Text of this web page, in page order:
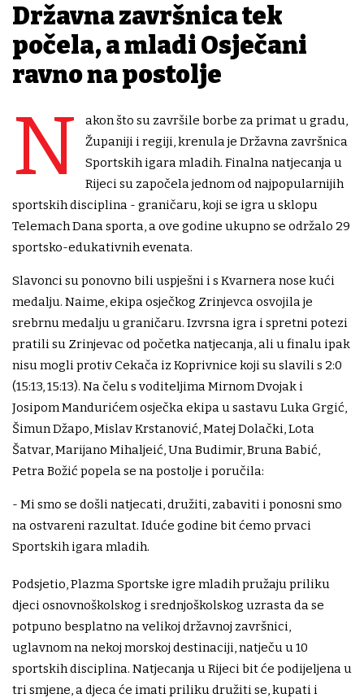
Državna završnica tek
počela, a mladi Osječani
ravno na postolje
N
akon što su završile borbe za primat u gradu,
Županiji i regiji, krenula je Državna završnica
Sportskih igara mladih. Finalna natjecanja u
Rijeci su započela jednom od najpopularnijih
sportskih disciplina - graničaru, koji se igra u sklopu
Telemach Dana sporta, a ove godine ukupno se održalo 29
sportsko-edukativnih evenata.
Slavonci su ponovno bili uspješni i s Kvarnera nose kući
medalju. Naime, ekipa osječkog Zrinjevca osvojila je
srebrnu medalju u graničaru. Izvrsna igra i spretni potezi
pratili su Zrinjevac od početka natjecanja, ali u finalu ipak
nisu mogli protiv Cekača iz Koprivnice koji su slavili s 2:0
(15:13, 15:13). Na čelu s voditeljima Mirnom Dvojak i
Josipom Mandurićem osječka ekipa u sastavu Luka Grgić,
Šimun Džapo, Mislav Krstanović, Matej Dolački, Lota
Šatvar, Marijano Mihaljeić, Una Budimir, Bruna Babić,
Petra Božić popela se na postolje i poručila:
- Mi smo se došli natjecati, družiti, zabaviti i ponosni smo
na ostvareni razultat. Iduće godine bit ćemo prvaci
Sportskih igara mladih.
Podsjetio, Plazma Sportske igre mladih pružaju priliku
djeci osnovnoškolskog i srednjoškolskog uzrasta da se
potpuno besplatno na velikoj državnoj završnici,
uglavnom na nekoj morskoj destinaciji, natječu u 10
sportskih disciplina. Natjecanja u Rijeci bit će podijeljena u
tri smjene, a djeca će imati priliku družiti se, kupati i